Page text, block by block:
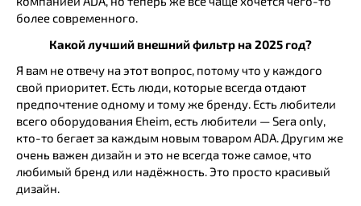
более современного.
Какой лучший внешний фильтр на 2025 год?
Я вам не отвечу на этот вопрос, потому что у каждого
свой приоритет. Есть люди, которые всегда отдают
предпочтение одному и тому же бренду. Есть любители
всего оборудования Eheim, есть любители — Sera only,
кто-то бегает за каждым новым товаром ADА. Другим же
очень важен дизайн и это не всегда тоже самое, что
любимый бренд или надёжность. Это просто красивый
дизайн.